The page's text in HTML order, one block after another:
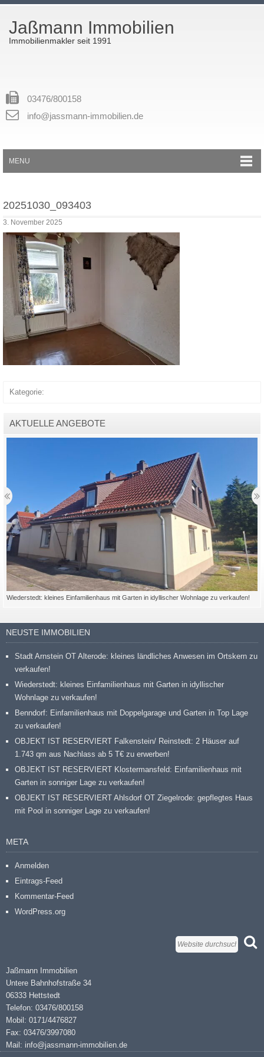
Jaßmann Immobilien
Immobilienmakler seit 1991
03476/800158
info@jassmann-immobilien.de
MENU
20251030_093403
3. November 2025
Kategorie:
AKTUELLE ANGEBOTE
Wiederstedt: kleines Einfamilienhaus mit Garten in idyllischer Wohnlage zu verkaufen!
NEUSTE IMMOBILIEN
Stadt Arnstein OT Alterode: kleines ländliches Anwesen im Ortskern zu
verkaufen!
Wiederstedt: kleines Einfamilienhaus mit Garten in idyllischer
Wohnlage zu verkaufen!
Benndorf: Einfamilienhaus mit Doppelgarage und Garten in Top Lage
zu verkaufen!
OBJEKT IST RESERVIERT Falkenstein/ Reinstedt: 2 Häuser auf
1.743 qm aus Nachlass ab 5 T€ zu erwerben!
OBJEKT IST RESERVIERT Klostermansfeld: Einfamilienhaus mit
Garten in sonniger Lage zu verkaufen!
OBJEKT IST RESERVIERT Ahlsdorf OT Ziegelrode: gepflegtes Haus
mit Pool in sonniger Lage zu verkaufen!
META
Anmelden
Eintrags-Feed
Kommentar-Feed
WordPress.org
Jaßmann Immobilien
Untere Bahnhofstraße 34
06333 Hettstedt
Telefon: 03476/800158
Mobil: 0171/4476827
Fax: 03476/3997080
Mail: info@jassmann-immobilien.de